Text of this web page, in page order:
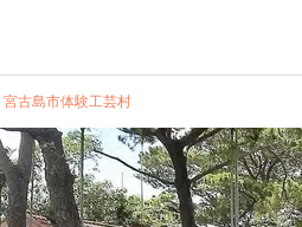
宮古島市体験工芸村